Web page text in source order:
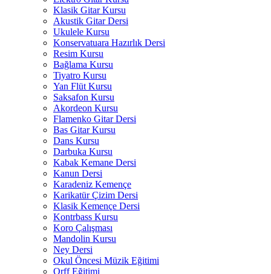
Klasik Gitar Kursu
Akustik Gitar Dersi
Ukulele Kursu
Konservatuara Hazırlık Dersi
Resim Kursu
Bağlama Kursu
Tiyatro Kursu
Yan Flüt Kursu
Saksafon Kursu
Akordeon Kursu
Flamenko Gitar Dersi
Bas Gitar Kursu
Dans Kursu
Darbuka Kursu
Kabak Kemane Dersi
Kanun Dersi
Karadeniz Kemençe
Karikatür Çizim Dersi
Klasik Kemençe Dersi
Kontrbass Kursu
Koro Çalışması
Mandolin Kursu
Ney Dersi
Okul Öncesi Müzik Eğitimi
Orff Eğitimi